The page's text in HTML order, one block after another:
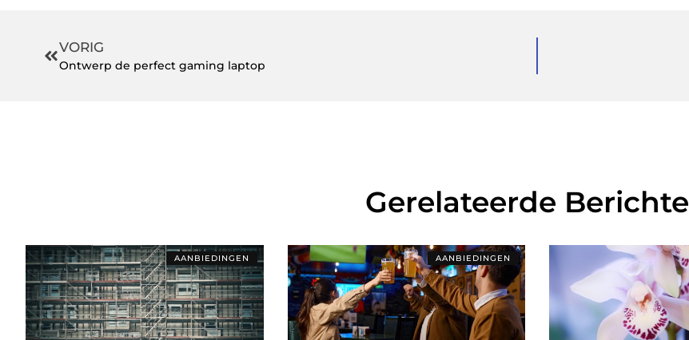
VORIG
Ontwerp de perfect gaming laptop
Gerelateerde
AANBIEDINGEN AANBIEDINGEN